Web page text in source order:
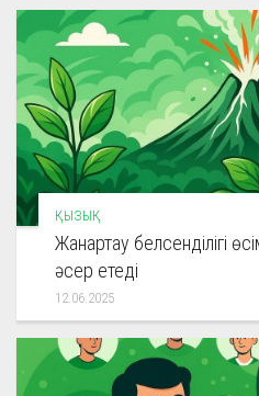
ҚЫЗЫҚ
Жанартау белсенділігі
әсер етеді
12.06.2025